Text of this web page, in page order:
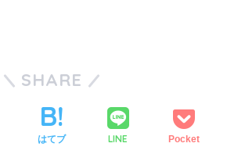
SHARE
はてブ LINE Pocket